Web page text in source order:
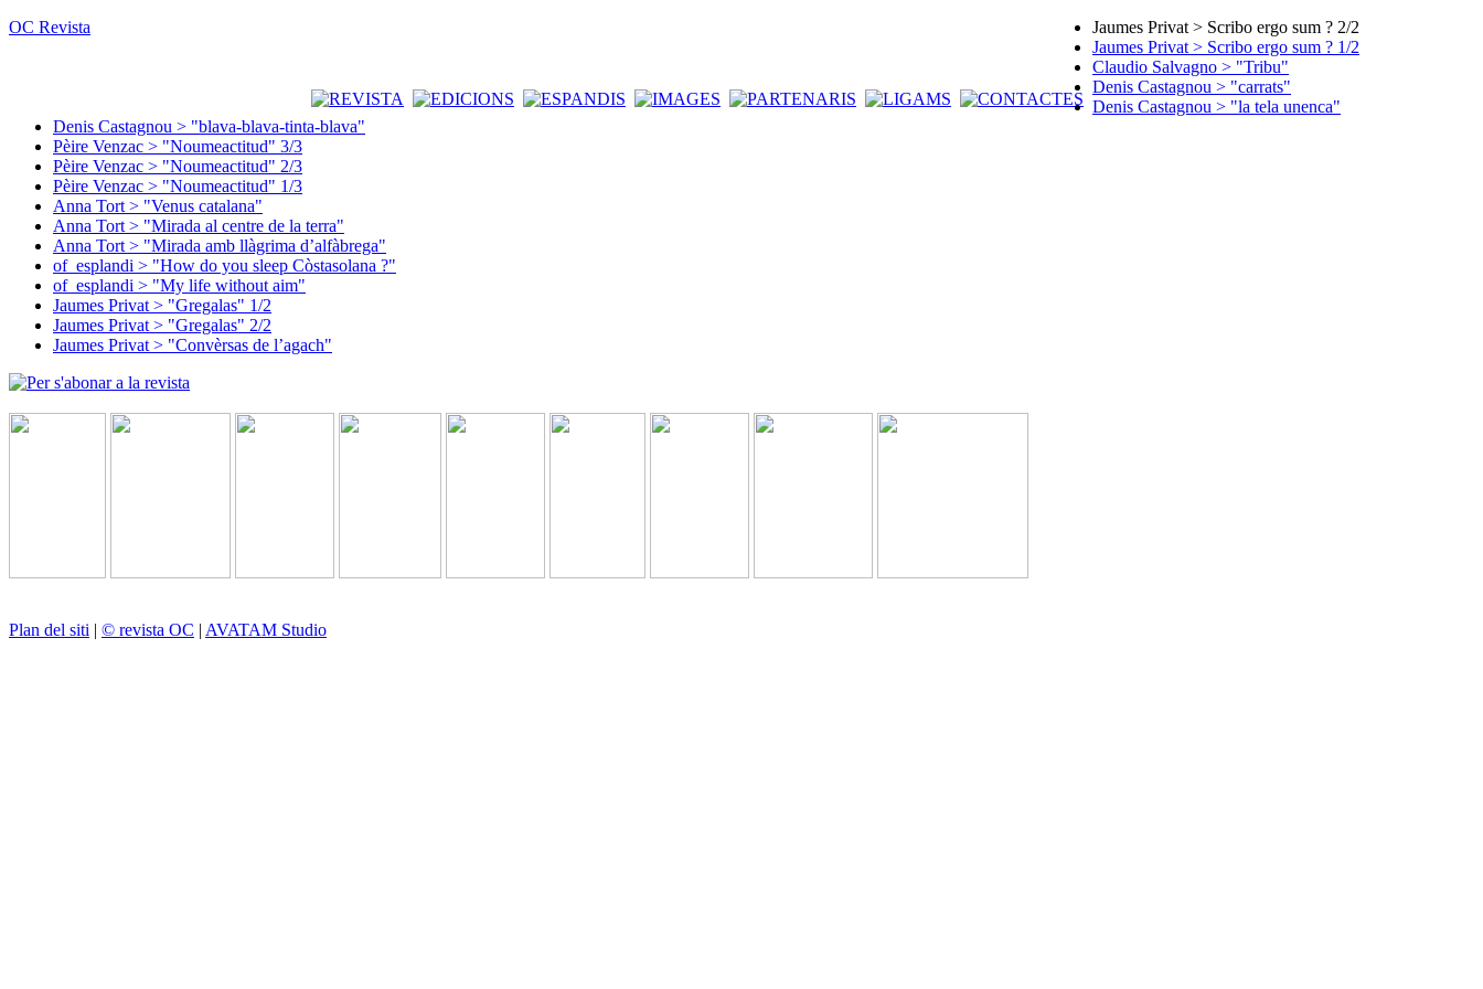
OC Revista
Jaumes Privat > Scribo ergo sum ? 2/2
Jaumes Privat > Scribo ergo sum ? 1/2
Claudio Salvagno > "Tribu"
Denis Castagnou > "carrats"
Denis Castagnou > "la tela unenca"
Denis Castagnou > "blava-blava-tinta-blava"
Pèire Venzac > "Noumeactitud" 3/3
Pèire Venzac > "Noumeactitud" 2/3
Pèire Venzac > "Noumeactitud" 1/3
Anna Tort > "Venus catalana"
Anna Tort > "Mirada al centre de la terra"
Anna Tort > "Mirada amb llàgrima d’alfàbrega"
of_esplandi > "How do you sleep Còstasolana ?"
of_esplandi > "My life without aim"
Jaumes Privat > "Gregalas" 1/2
Jaumes Privat > "Gregalas" 2/2
Jaumes Privat > "Convèrsas de l’agach"
Plan del siti | © revista OC | AVATAM Studio